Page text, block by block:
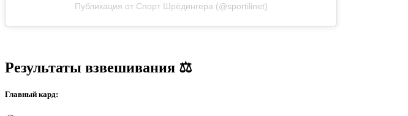
Публикация от Спорт Шрёдингера (@sportilinet)
Результаты взвешивания ⚖️
Главный кард: